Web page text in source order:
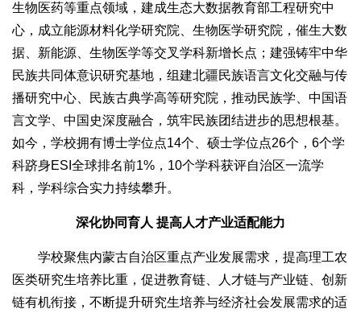
生物医药等重点领域，建成生态大数据教育部工程研究中
心，成立能源材料化学研究院、生物医学研究院，催生大数
据、新能源、生物医学等交叉学科新增长点；建强铸牢中华
民族共同体意识研究基地，组建北疆民族语言文化交融与传
播研究中心、民族古典学高等研究院，推动民族学、中国语
言文学、中国史深度融合，筑牢民族团结进步的思想根基。
如今，学校拥有博士学位点14个、硕士学位点26个，6个学
科跻身ESI全球排名前1%，10个学科获评自治区一流学
科，学科综合实力持续攀升。
深化协同育人 提高人才产业适配能力
学校聚焦内蒙古自治区重点产业发展需求，提高理工农
医类研究生培养比重，促进教育链、人才链与产业链、创新
链有机衔接，不断提升研究生培养与经济社会发展需求的适